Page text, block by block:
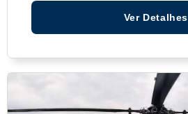
Ver Detalhes